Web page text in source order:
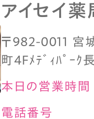
アイセイ
〒982-0011 宮
町4Fﾒﾃﾞｨﾊﾟｰｸ
本日の営業時間
電話番号